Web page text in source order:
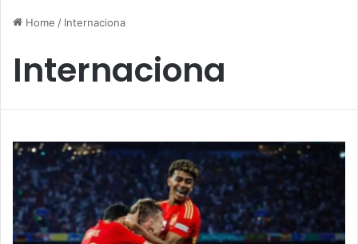
Home / Internaciona
Internaciona